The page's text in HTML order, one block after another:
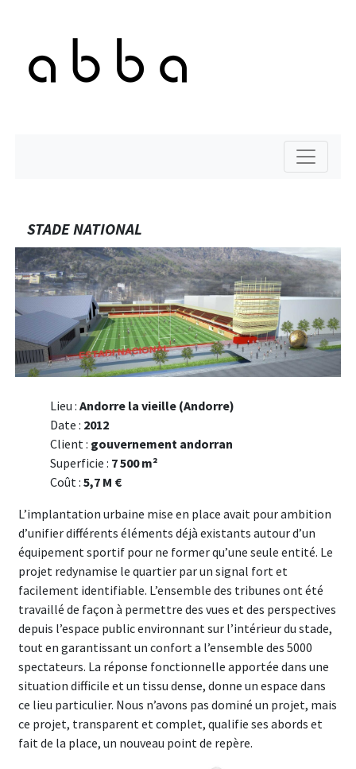
STADE NATIONAL
Lieu : Andorre la vieille (Andorre)
Date : 2012
Client : gouvernement andorran
Superficie : 7 500 m²
Coût : 5,7 M €
L’implantation urbaine mise en place avait pour ambition
d’unifier différents éléments déjà existants autour d’un
équipement sportif pour ne former qu’une seule entité. Le
projet redynamise le quartier par un signal fort et
facilement identifiable. L’ensemble des tribunes ont été
travaillé de façon à permettre des vues et des perspectives
depuis l’espace public environnant sur l’intérieur du stade,
tout en garantissant un confort a l’ensemble des 5000
spectateurs. La réponse fonctionnelle apportée dans une
situation difficile et un tissu dense, donne un espace dans
ce lieu particulier. Nous n’avons pas dominé un projet, mais
ce projet, transparent et complet, qualifie ses abords et
fait de la place, un nouveau point de repère.